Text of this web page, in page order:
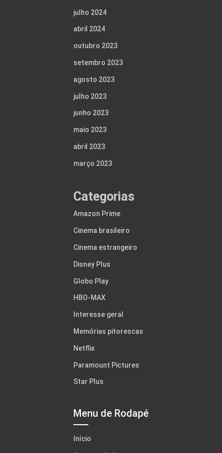
julho 2024
abril 2024
outubro 2023
setembro 2023
agosto 2023
julho 2023
junho 2023
maio 2023
abril 2023
março 2023
Categorias
Amazon Prime
Cinema brasileiro
Cinema estrangeiro
Disney Plus
Globo Play
HBO-MAX
Interesse geral
Memórias pitorescas
Netflix
Paramount Pictures
Star Plus
Menu de Rodapé
Início